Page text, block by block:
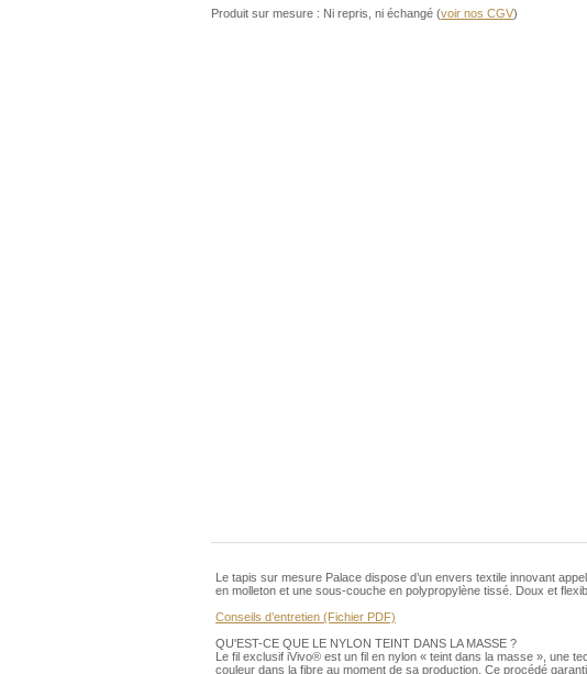
Produit sur mesure : Ni repris, ni échangé (voir nos CGV)
Le tapis sur mesure Palace dispose d’un envers textile innovant
en molleton et une sous-couche en polypropylène tissé. Doux et
Conseils d’entretien (Fichier PDF)
QU'EST-CE QUE LE NYLON TEINT DANS LA MASSE ?
Le fil exclusif iVivo® est un fil en nylon « teint dans la masse », une
couleur dans la fibre au moment de sa production. Ce procédé